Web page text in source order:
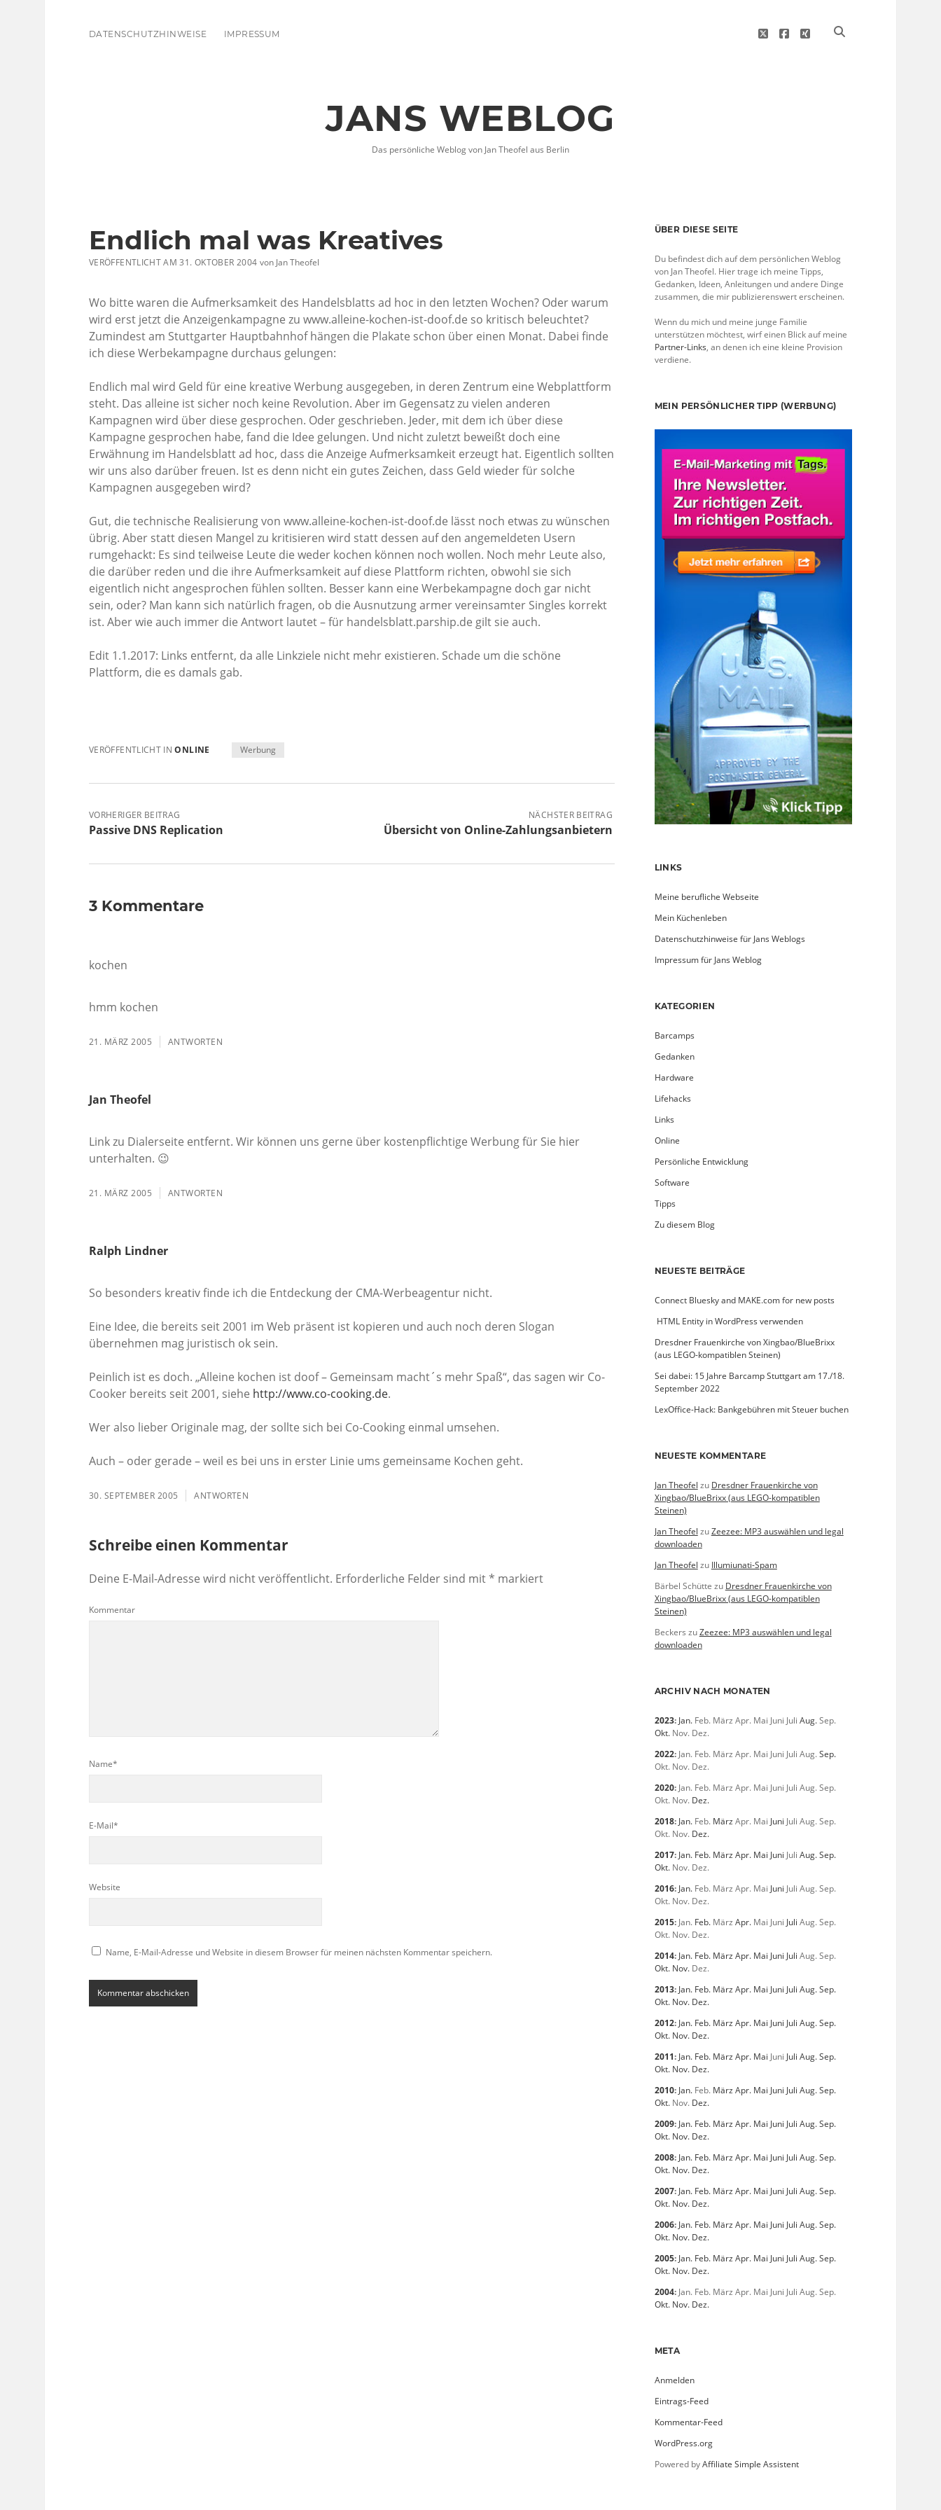
DATENSCHUTZHINWEISE IMPRESSUM twitterfacebook
xing
JANS WEBLOG
Das persönliche Weblog von Jan Theofel aus Berlin
Endlich mal was Kreatives
VERÖFFENTLICHT AM 31. OKTOBER 2004 vonJan Theofel
Wo bitte waren die Aufmerksamkeit des Handelsblatts ad hoc in den letzten Wochen? Oder warum
wird erst jetzt die Anzeigenkampagne zu www.alleine-kochen-ist-doof.de so kritisch beleuchtet?
Zumindest am Stuttgarter Hauptbahnhof hängen die Plakate schon über einen Monat. Dabei finde
ich diese Werbekampagne durchaus gelungen:
Endlich mal wird Geld für eine kreative Werbung ausgegeben, in deren Zentrum eine Webplattform
steht. Das alleine ist sicher noch keine Revolution. Aber im Gegensatz zu vielen anderen
Kampagnen wird über diese gesprochen. Oder geschrieben. Jeder, mit dem ich über diese
Kampagne gesprochen habe, fand die Idee gelungen. Und nicht zuletzt beweißt doch eine
Erwähnung im Handelsblatt ad hoc, dass die Anzeige Aufmerksamkeit erzeugt hat. Eigentlich sollten
wir uns also darüber freuen. Ist es denn nicht ein gutes Zeichen, dass Geld wieder für solche
Kampagnen ausgegeben wird?
Gut, die technische Realisierung von www.alleine-kochen-ist-doof.de lässt noch etwas zu wünschen
übrig. Aber statt diesen Mangel zu kritisieren wird statt dessen auf den angemeldeten Usern
rumgehackt: Es sind teilweise Leute die weder kochen können noch wollen. Noch mehr Leute also,
die darüber reden und die ihre Aufmerksamkeit auf diese Plattform richten, obwohl sie sich
eigentlich nicht angesprochen fühlen sollten. Besser kann eine Werbekampagne doch gar nicht
sein, oder? Man kann sich natürlich fragen, ob die Ausnutzung armer vereinsamter Singles korrekt
ist. Aber wie auch immer die Antwort lautet – für handelsblatt.parship.de gilt sie auch.
Edit 1.1.2017: Links entfernt, da alle Linkziele nicht mehr existieren. Schade um die schöne
Plattform, die es damals gab.
VERÖFFENTLICHT INONLINE Werbung
VORHERIGER BEITRAG
Passive DNS Replication
NÄCHSTER BEITRAG
Übersicht von Online-Zahlungsanbietern
3 Kommentare
kochen
hmm kochen
21. MÄRZ 2005 ANTWORTEN
Jan Theofel
Link zu Dialerseite entfernt. Wir können uns gerne über kostenpflichtige Werbung für Sie hier
unterhalten. 😉
21. MÄRZ 2005 ANTWORTEN
Ralph Lindner
So besonders kreativ finde ich die Entdeckung der CMA-Werbeagentur nicht.
Eine Idee, die bereits seit 2001 im Web präsent ist kopieren und auch noch deren Slogan
übernehmen mag juristisch ok sein.
Peinlich ist es doch. „Alleine kochen ist doof – Gemeinsam macht´s mehr Spaß“, das sagen wir Co-
Cooker bereits seit 2001, siehe http://www.co-cooking.de.
Wer also lieber Originale mag, der sollte sich bei Co-Cooking einmal umsehen.
Auch – oder gerade – weil es bei uns in erster Linie ums gemeinsame Kochen geht.
30. SEPTEMBER 2005 ANTWORTEN
Schreibe einen Kommentar
Deine E-Mail-Adresse wird nicht veröffentlicht. Erforderliche Felder sind mit* markiert
Kommentar
Name*
E-Mail*
Website
Name, E-Mail-Adresse und Website in diesem Browser für meinen nächsten Kommentar speichern.
Sidebar
ÜBER DIESE SEITE
Du befindest dich auf dem persönlichen Weblog
von Jan Theofel. Hier trage ich meine Tipps,
Gedanken, Ideen, Anleitungen und andere Dinge
zusammen, die mir publizierenswert erscheinen.
Wenn du mich und meine junge Familie
unterstützen möchtest, wirf einen Blick auf meine
Partner-Links, an denen ich eine kleine Provision
verdiene.
MEIN PERSÖNLICHER TIPP (WERBUNG)
LINKS
Meine berufliche Webseite
Mein Küchenleben
Datenschutzhinweise für Jans Weblogs
Impressum für Jans Weblog
KATEGORIEN
Barcamps
Gedanken
Hardware
Lifehacks
Links
Online
Persönliche Entwicklung
Software
Tipps
Zu diesem Blog
NEUESTE BEITRÄGE
Connect Bluesky and MAKE.com for new posts
­ HTML Entity in WordPress verwenden
Dresdner Frauenkirche von Xingbao/BlueBrixx
(aus LEGO-kompatiblen Steinen)
Sei dabei: 15 Jahre Barcamp Stuttgart am 17./18.
September 2022
LexOffice-Hack: Bankgebühren mit Steuer buchen
NEUESTE KOMMENTARE
Jan Theofel zu Dresdner Frauenkirche von
Xingbao/BlueBrixx (aus LEGO-kompatiblen
Steinen)
Jan Theofel zuZeezee: MP3 auswählen und legal
downloaden
Jan Theofel zu Illumiunati-Spam
Bärbel Schütte zu Dresdner Frauenkirche von
Xingbao/BlueBrixx (aus LEGO-kompatiblen
Steinen)
Beckers zuZeezee: MP3 auswählen und legal
downloaden
ARCHIV NACH MONATEN
2023: Jan. Feb. März Apr. Mai Juni Juli Aug.Sep.
Okt. Nov. Dez.
2022: Jan. Feb. März Apr. Mai Juni Juli Aug.Sep.
Okt. Nov. Dez.
2020: Jan. Feb. März Apr. Mai Juni Juli Aug.Sep.
Okt. Nov. Dez.
2018: Jan. Feb. März Apr. Mai Juni Juli Aug.Sep.
Okt. Nov. Dez.
2017: Jan. Feb. März Apr. Mai Juni Juli Aug.Sep.
Okt. Nov. Dez.
2016: Jan. Feb. März Apr. Mai Juni Juli Aug.Sep.
Okt. Nov. Dez.
2015: Jan. Feb. März Apr. Mai Juni Juli Aug.Sep.
Okt. Nov. Dez.
2014: Jan. Feb. März Apr. Mai Juni Juli Aug.Sep.
Okt. Nov. Dez.
2013: Jan. Feb. März Apr. Mai Juni Juli Aug.Sep.
Okt. Nov. Dez.
2012: Jan. Feb. März Apr. Mai Juni Juli Aug.Sep.
Okt. Nov. Dez.
2011: Jan. Feb. März Apr. Mai Juni Juli Aug.Sep.
Okt. Nov. Dez.
2010: Jan. Feb. März Apr. Mai Juni Juli Aug.Sep.
Okt. Nov. Dez.
2009: Jan. Feb. März Apr. Mai Juni Juli Aug.Sep.
Okt. Nov. Dez.
2008: Jan. Feb. März Apr. Mai Juni Juli Aug.Sep.
Okt. Nov. Dez.
2007: Jan. Feb. März Apr. Mai Juni Juli Aug.Sep.
Okt. Nov. Dez.
2006: Jan. Feb. März Apr. Mai Juni Juli Aug.Sep.
Okt. Nov. Dez.
2005: Jan. Feb. März Apr. Mai Juni Juli Aug.Sep.
Okt. Nov. Dez.
2004: Jan. Feb. März Apr. Mai Juni Juli Aug.Sep.
Okt. Nov. Dez.
META
Anmelden
Eintrags-Feed
Kommentar-Feed
WordPress.org
Powered byAffiliate Simple Assistent